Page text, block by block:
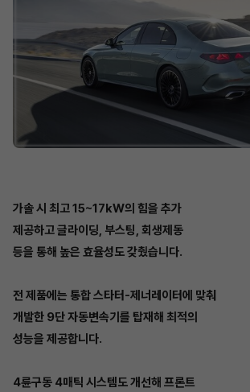
가솔 시 최고 15~17kW의 힘을 추가
제공하고 글라이딩, 부스팅, 회생제동
등을 통해 높은 효율성도 갖췄습니다.
전 제품에는 통합 스타터-제너레이터에 맞춰
개발한 9단 자동변속기를 탑재해 최적의
성능을 제공합니다.
4륜구동 4매틱 시스템도 개선해 프론트